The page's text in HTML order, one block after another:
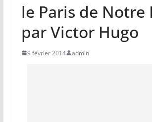
le Paris de Notre
par Victor Hugo
9 février 2014 admin